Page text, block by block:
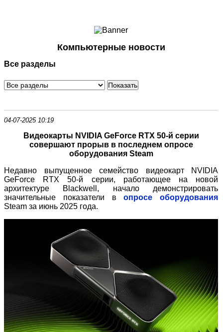
Смартфоны
Периферия
Программное обеспечение
Компьютерные новости
Все разделы
04-07-2025 10:19
Видеокарты NVIDIA GeForce RTX 50-й серии
совершают прорыв в последнем опросе
оборудования Steam
Недавно выпущенное семейство видеокарт NVIDIA
GeForce RTX 50-й серии, работающее на новой
архитектуре Blackwell, начало демонстрировать
значительные показатели вопросе оборудования
Steam за июнь 2025 года.